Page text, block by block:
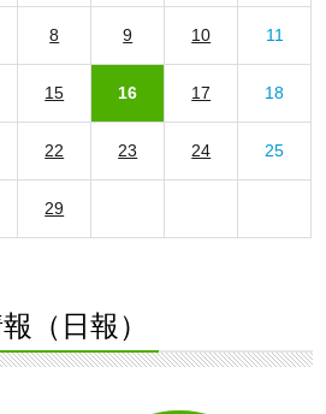
8 9 10 11
15 16 17 18
22 23 24 25
29
（日報）